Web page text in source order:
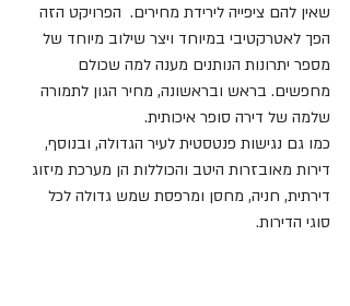
שאין להם ציפייה לירידת מחירים.  הפרויקט הזה
הפך לאטרקטיבי במיוחד ויצר שילוב מיוחד של
מספר יתרונות הנותנים מענה למה שכולם
מחפשים. בראש ובראשונה, מחיר הגון לתמורה
שלמה של דירה סופר איכותית.
כמו גם נגישות פנטסטית לעיר הגדולה, ובנוסף,
דירות מאובזרות היטב והכוללות הן מערכת מיזוג
דירתית, חניה, מחסן ומרפסת שמש גדולה לכל
סוגי הדירות.